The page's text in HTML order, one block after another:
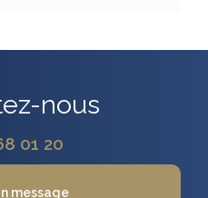
nous
01 20
message